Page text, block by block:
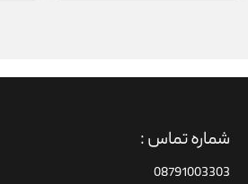
شماره تماس :
08791003303